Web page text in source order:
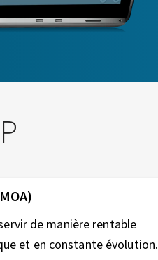
de manière rentable
et en constante évolution.